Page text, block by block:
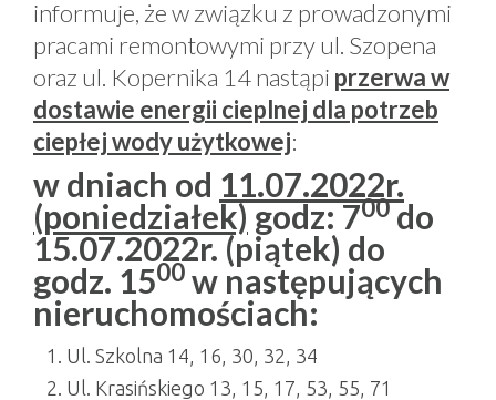
informuje, że w związku z prowadzonymi
pracami remontowymi przy ul. Szopena
oraz ul. Kopernika 14 nastąpi przerwa w
dostawie energii cieplnej dla potrzeb
ciepłej wody użytkowej:
w dniach od 11.07.2022r.
(poniedziałek)godz: 700do
15.07.2022r. (piątek) do
godz. 1500 w następujących
nieruchomościach:
Ul. Szkolna 14, 16, 30, 32, 34
Ul. Krasińskiego 13, 15, 17, 53, 55, 71